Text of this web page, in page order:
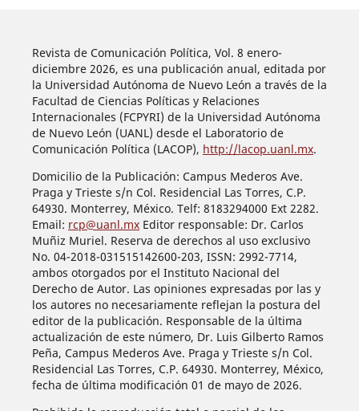
Revista de Comunicación Política, Vol. 8 enero-
diciembre 2026, es una publicación anual, editada por
la Universidad Autónoma de Nuevo León a través de la
Facultad de Ciencias Políticas y Relaciones
Internacionales (FCPYRI) de la Universidad Autónoma
de Nuevo León (UANL) desde el Laboratorio de
Comunicación Política (LACOP), http://lacop.uanl.mx.
Domicilio de la Publicación: Campus Mederos Ave.
Praga y Trieste s/n Col. Residencial Las Torres, C.P.
64930. Monterrey, México. Telf: 8183294000 Ext 2282.
Email: rcp@uanl.mxEditor responsable: Dr. Carlos
Muñiz Muriel. Reserva de derechos al uso exclusivo
No. 04-2018-031515142600-203, ISSN: 2992-7714,
ambos otorgados por el Instituto Nacional del
Derecho de Autor. Las opiniones expresadas por las y
los autores no necesariamente reflejan la postura del
editor de la publicación. Responsable de la última
actualización de este número, Dr. Luis Gilberto Ramos
Peña, Campus Mederos Ave. Praga y Trieste s/n Col.
Residencial Las Torres, C.P. 64930. Monterrey, México,
fecha de última modificación 01 de mayo de 2026.